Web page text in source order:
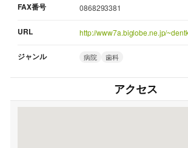
FAX番号 0868293381
URL http://www7a.biglobe.ne.jp/
ジャンル 病院 歯科
アクセス